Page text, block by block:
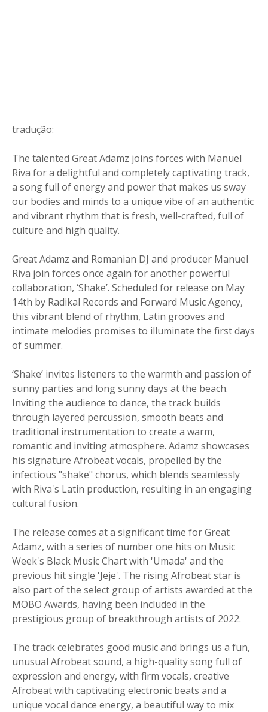
tradução:
The talented Great Adamz joins forces with Manuel
Riva for a delightful and completely captivating track,
a song full of energy and power that makes us sway
our bodies and minds to a unique vibe of an authentic
and vibrant rhythm that is fresh, well-crafted, full of
culture and high quality.
Great Adamz and Romanian DJ and producer Manuel
Riva join forces once again for another powerful
collaboration, ‘Shake’. Scheduled for release on May
14th by Radikal Records and Forward Music Agency,
this vibrant blend of rhythm, Latin grooves and
intimate melodies promises to illuminate the first days
of summer.
‘Shake’ invites listeners to the warmth and passion of
sunny parties and long sunny days at the beach.
Inviting the audience to dance, the track builds
through layered percussion, smooth beats and
traditional instrumentation to create a warm,
romantic and inviting atmosphere. Adamz showcases
his signature Afrobeat vocals, propelled by the
infectious "shake" chorus, which blends seamlessly
with Riva's Latin production, resulting in an engaging
cultural fusion.
The release comes at a significant time for Great
Adamz, with a series of number one hits on Music
Week's Black Music Chart with 'Umada' and the
previous hit single 'Jeje'. The rising Afrobeat star is
also part of the select group of artists awarded at the
MOBO Awards, having been included in the
prestigious group of breakthrough artists of 2022.
The track celebrates good music and brings us a fun,
unusual Afrobeat sound, a high-quality song full of
expression and energy, with firm vocals, creative
Afrobeat with captivating electronic beats and a
unique vocal dance energy, a beautiful way to mix